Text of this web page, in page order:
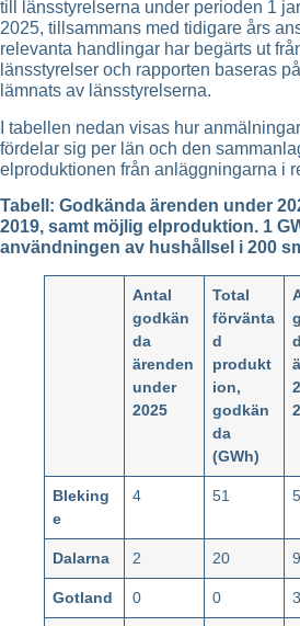
till länsstyrelserna under perioden 1
2025, tillsammans med tidigare års
relevanta handlingar har begärts ut
länsstyrelser och rapporten baseras
lämnats av länsstyrelserna.
I tabellen nedan visas hur
fördelar sig per län och den
elproduktionen från anläggningarna i
Tabell: Godkända ärenden under
2019, samt möjlig elproduktion. 1
användningen av hushållsel i 200
Antal
godkän
da
ärenden
under
2025
Total
förvänta
d
produkt
ion,
godkän
da
(GWh)
Bleking
e
4 51
Dalarna 2 20 9
Gotland 0 0 3